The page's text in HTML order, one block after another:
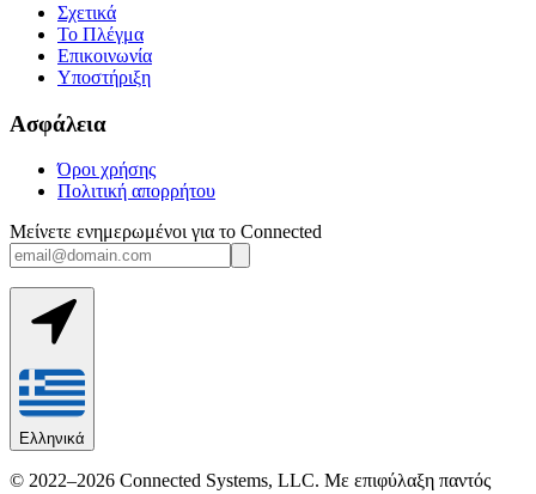
Σχετικά
Το Πλέγμα
Επικοινωνία
Υποστήριξη
Ασφάλεια
Όροι χρήσης
Πολιτική απορρήτου
Μείνετε ενημερωμένοι για το Connected
Ελληνικά
© 2022–2026 Connected Systems, LLC. Με επιφύλαξη παντός